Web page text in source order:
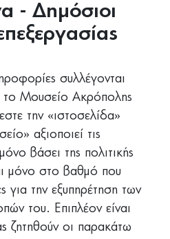
- Δημόσιοι
συλλέγονται
το Μουσείο Ακρόπολης
την «ιστοσελίδα»
αξιοποιεί τις
βάσει της πολιτικής
μόνο στο βαθμό που
για την εξυπηρέτηση των
του. Επιπλέον είναι
ζητηθούν οι παρακάτω